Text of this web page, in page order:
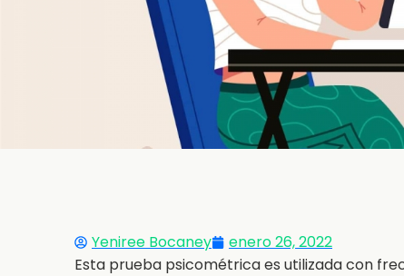
Yeniree Bocaney
enero 26, 2022
Esta prueba psicométrica es utilizada con